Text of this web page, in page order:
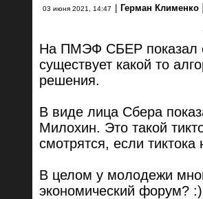
03 июня 2021, 14:47 Герман Клименко
На ПМЭФ СБЕР показал
существует какой то
решения.
В виде лица Сбера
Милохин. Это такой
смотрятся, если тиктока
В целом у молодежи
экономический форум? :)